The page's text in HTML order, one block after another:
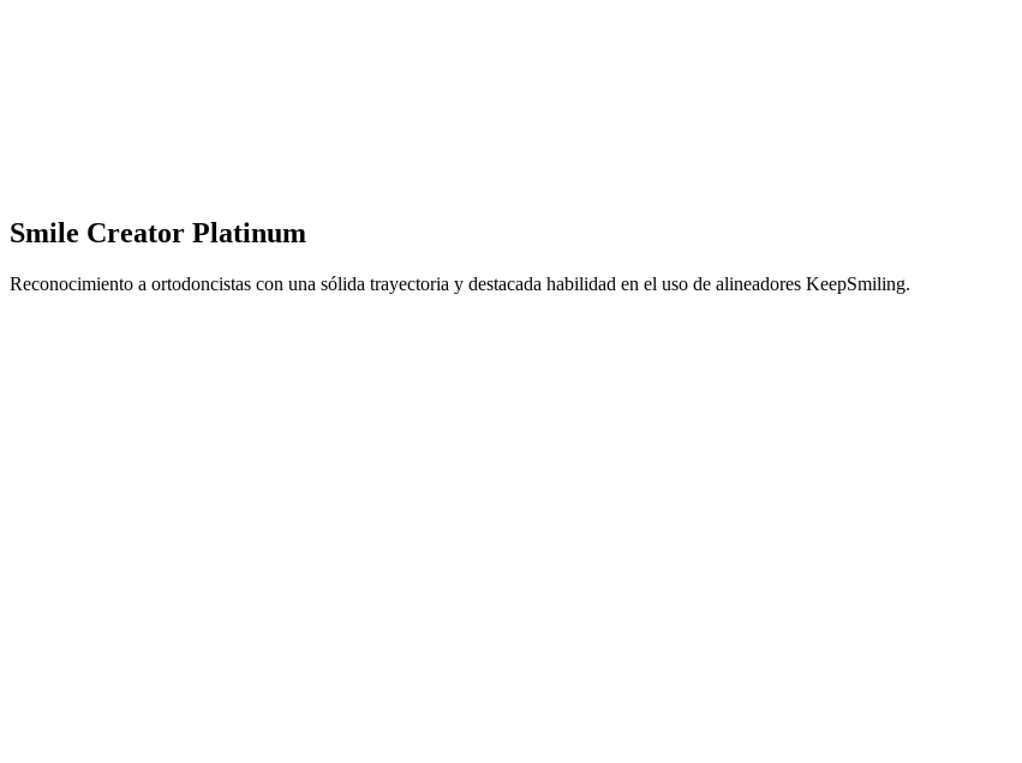
Smile Creator Platinum
Reconocimiento a ortodoncistas con una sólida trayectoria y destacada habilidad en el uso de alineadores KeepSmiling.